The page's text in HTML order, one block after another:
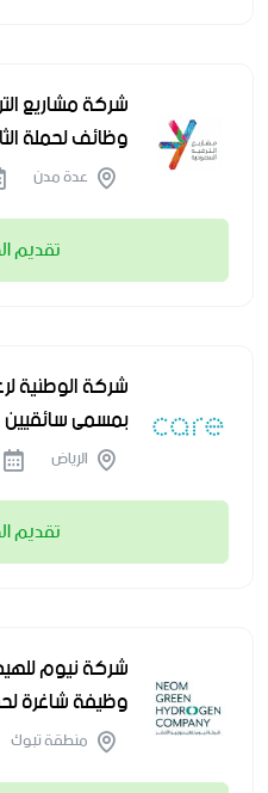
شركة مشاريع
وظائف لحملة
عدة مدن
تقديم
شركة الوطنية
بمسمى سائقيين
الرياض
تقديم
وظيفة شاغرة
منطقة تبوك